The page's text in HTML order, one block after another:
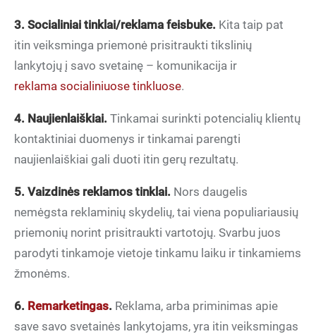
3. Socialiniai tinklai/reklama feisbuke. Kita taip pat
itin veiksminga priemonė prisitraukti tikslinių
lankytojų į savo svetainę – komunikacija ir
reklama socialiniuose tinkluose.
4. Naujienlaiškiai. Tinkamai surinkti potencialių klientų
kontaktiniai duomenys ir tinkamai parengti
naujienlaiškiai gali duoti itin gerų rezultatų.
5. Vaizdinės reklamos tinklai. Nors daugelis
nemėgsta reklaminių skydelių, tai viena populiariausių
priemonių norint prisitraukti vartotojų. Svarbu juos
parodyti tinkamoje vietoje tinkamu laiku ir tinkamiems
žmonėms.
6. Remarketingas. Reklama, arba priminimas apie
save savo svetainės lankytojams, yra itin veiksmingas